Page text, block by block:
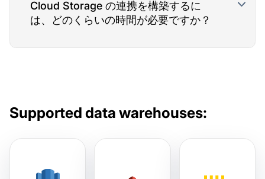
Cloud Storage の連携を構築するに
は、どのくらいの時間が必要ですか？
Supported data warehouses: